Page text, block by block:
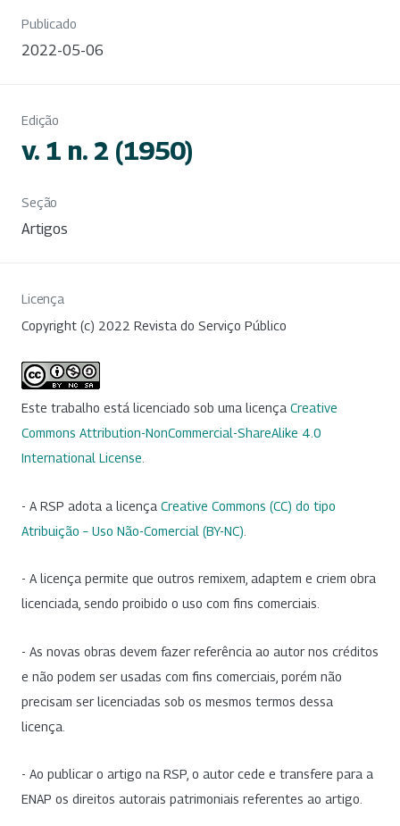
Publicado
2022-05-06
Edição
v. 1 n. 2 (1950)
Seção
Artigos
Licença
Copyright (c) 2022 Revista do Serviço Público
Este trabalho está licenciado sob uma licença Creative
Commons Attribution-NonCommercial-ShareAlike 4.0
International License
- A RSP adota a licença Creative Commons (CC) do tipo
Atribuição – Uso Não-Comercial (BY-NC)
- A licença permite que outros remixem, adaptem e criem obra
licenciada, sendo proibido o uso com fins comerciais.
- As novas obras devem fazer referência ao autor nos créditos
e não podem ser usadas com fins comerciais, porém não
precisam ser licenciadas sob os mesmos termos dessa
licença.
- Ao publicar o artigo na RSP, o autor cede e transfere para a
ENAP os direitos autorais patrimoniais referentes ao artigo.